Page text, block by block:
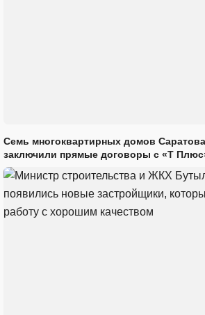
Семь многоквартирных домов
заключили прямые договоры с «Т